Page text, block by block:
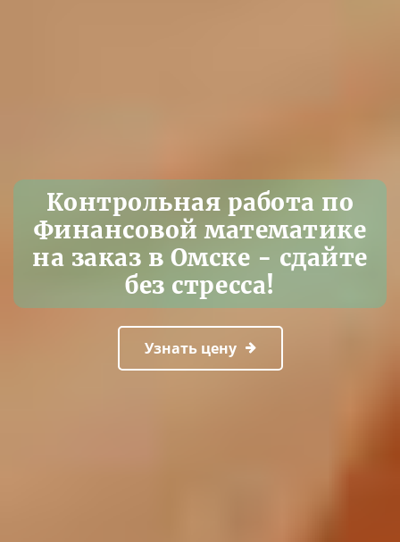
Контрольная работа по
Финансовой математике
на заказ в Омске - сдайте
без стресса!
Узнать цену